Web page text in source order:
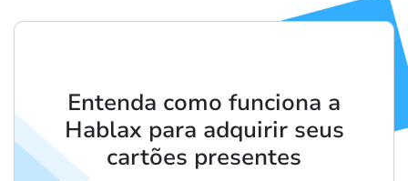
Entenda como funciona a
Hablax para adquirir seus
cartões presentes